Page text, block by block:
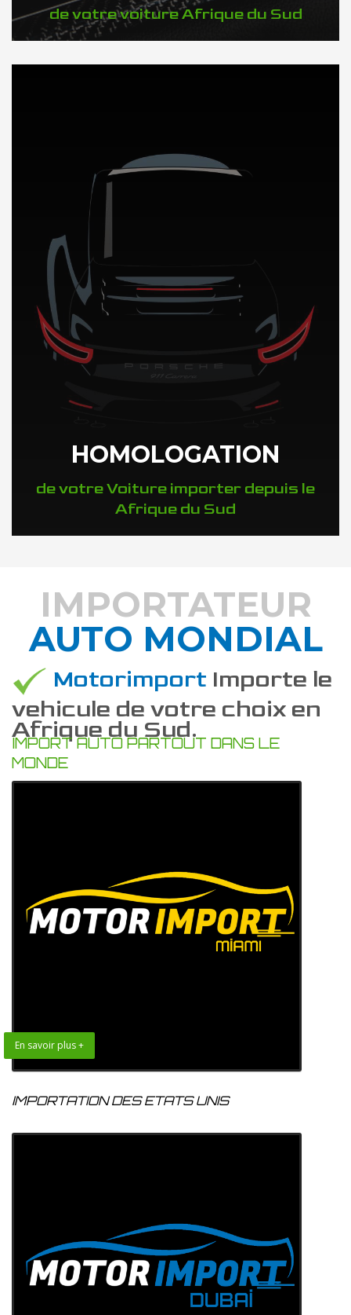
de votre voiture Afrique du Sud
DÉCOUVREZ NOTRE IMPORTATION AUTO en Afrique du Sud
HOMOLOGATION
de votre Voiture importer depuis le
Afrique du Sud
DÉCOUVREZ COMMENT
IMPORTATEUR
AUTO MONDIAL
Motorimport Importe le
vehicule de votre choix en
Afrique du Sud.
IMPORT AUTO PARTOUT DANS LE
MONDE
En savoir plus +
IMPORTATION DES ETATS UNIS